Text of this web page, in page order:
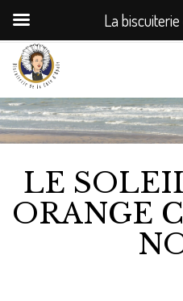
LE
ORANGE
La